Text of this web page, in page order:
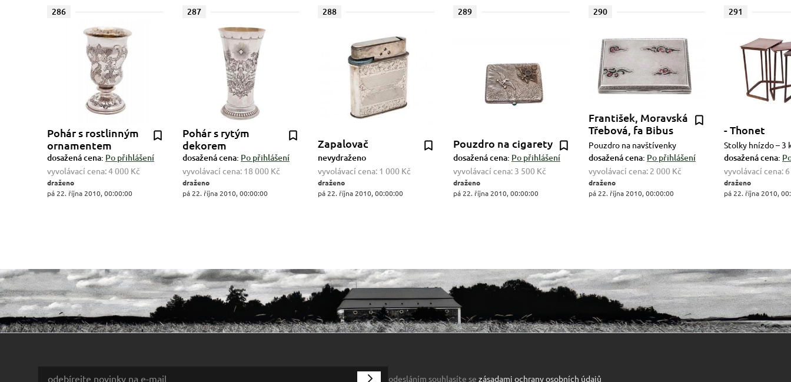
286
Pohár s rostlinným
ornamentem
dosažená cena: Po přihlášení
vyvolávací cena:4 000 Kč
draženo
pá 22. října 2010, 00:00:00
287
Pohár s rytým
dekorem
dosažená cena: Po přihlášení
vyvolávací cena: 18 000 Kč
draženo
pá 22. října 2010, 00:00:00
288
Zapalovač
nevydraženo
vyvolávací cena: 1 000 Kč
draženo
pá 22. října 2010, 00:00:00
289
Pouzdro na cigarety
dosažená cena: Po přihlášení
vyvolávací cena: 3 500 Kč
draženo
pá 22. října 2010, 00:00:00
290
František, Moravská
Třebová, fa Bibus
Pouzdro na navštívenky
dosažená cena: Po přihlášení
vyvolávací cena: 2 000 Kč
draženo
pá 22. října 2010, 00:00:00
291
- Thonet
Stolky hnízdo – 3
dosažená cena:
vyvolávací cena:
draženo
pá 22. října 2010,
odesláním souhlasíte se zásadami ochrany osobních údajů